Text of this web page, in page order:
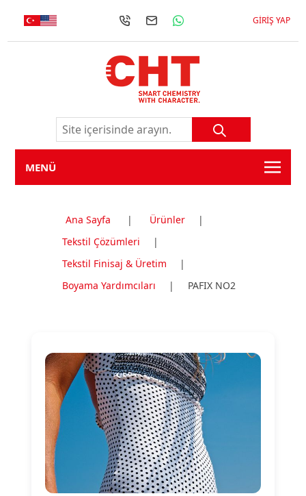
GIRIŞ YAP
MENÜ
Ana Sayfa | Ürünler
|
Tekstil Çözümleri
|
Tekstil Finisaj & Üretim
|
Boyama Yardımcıları
| PAFIX NO2